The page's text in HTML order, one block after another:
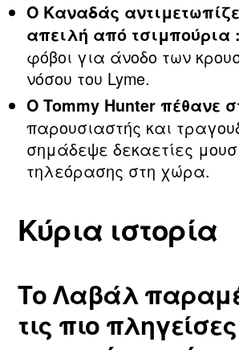
Ο Καναδάς
απειλή από τσιμπούρια :
φόβοι για άνοδο των
νόσου του Lyme.
Ο Tommy Hunter πέθανε
παρουσιαστής και
σημάδεψε δεκαετίες
τηλεόρασης στη χώρα.
Κύρια ιστορία
Το Λαβάλ
τις πιο πληγείσες